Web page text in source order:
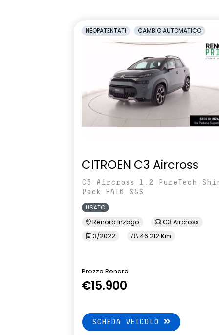
Retrovisori laterali regolabili
elettricamente
Sedile
altezza
Sensori di
Sistema di controllo della
pressione pneumatici indiretto
Sistema di
vigilanza del
Volante in pelle TEP
Volante
profondità
NEOPATENTATI CAMBIO AUTOMATICO
CITROEN C3 Aircross
C3 Aircross 1.2 PureTech
Pack EAT6 S&S
USATO
Renord Inzago
C3 Aircross
3/2022
46.212 Km
Prezzo Renord
€15.900
SCHEDA VEICOLO